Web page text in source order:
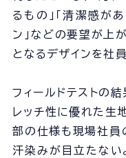
るもの」「清潔感が
ン」などの要望が上
となるデザインを社
フィールドテストの結
レッチ性に優れた生
部の仕様も現場社員
汗染みが目立たない